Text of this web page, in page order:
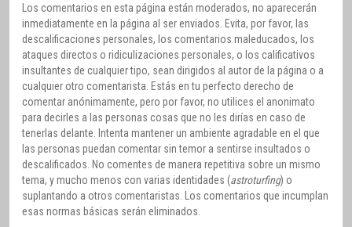
Los comentarios en esta página están moderados, no aparecerán
inmediatamente en la página al ser enviados. Evita, por favor, las
descalificaciones personales, los comentarios maleducados, los
ataques directos o ridiculizaciones personales, o los calificativos
insultantes de cualquier tipo, sean dirigidos al autor de la página o a
cualquier otro comentarista. Estás en tu perfecto derecho de
comentar anónimamente, pero por favor, no utilices el anonimato
para decirles a las personas cosas que no les dirías en caso de
tenerlas delante. Intenta mantener un ambiente agradable en el que
las personas puedan comentar sin temor a sentirse insultados o
descalificados. No comentes de manera repetitiva sobre un mismo
tema, y mucho menos con varias identidades (astroturfing) o
suplantando a otros comentaristas. Los comentarios que incumplan
esas normas básicas serán eliminados.